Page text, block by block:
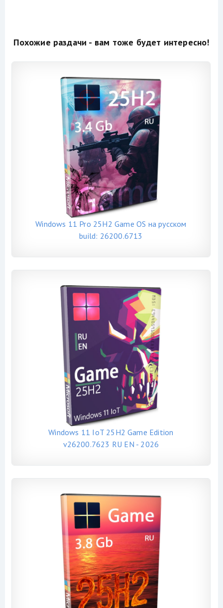
Похожие раздачи - вам тоже будет интересно!
Windows 11 Pro 25H2 Game OS на русском
build: 26200.6713
Windows 11 IoT 25H2 Game Edition
v26200.7623 RU EN - 2026